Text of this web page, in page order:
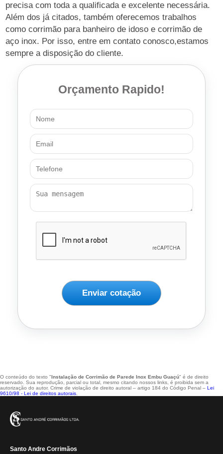
precisa com toda a qualificada e excelente necessária.
Além dos já citados, também oferecemos trabalhos
como corrimão para banheiro de idoso e corrimão de
aço inox. Por isso, entre em contato conosco,estamos
sempre a disposição do cliente.
Orçamento Rapido!
Enviar cotação
O conteúdo do texto "Instalação de Corrimão de Parede Inox Embu Guaçú" é de direito
reservado. Sua reprodução, parcial ou total, mesmo citando nossos links, é proibida sem a
autorização do autor. Crime de violação de direito autoral – artigo 184 do Código Penal – Lei
9610/98 - Lei de direitos autorais
Santo Andre Corrimãos